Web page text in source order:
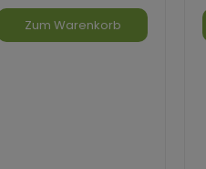
Zum Warenkorb